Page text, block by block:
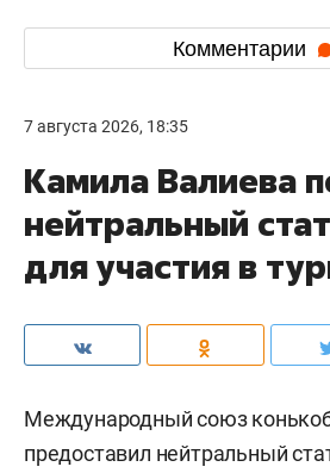
Комментарии
7 августа 2026, 18:35
Камила Валиева
нейтральный
для участия в
Международный союз
предоставил нейтральный